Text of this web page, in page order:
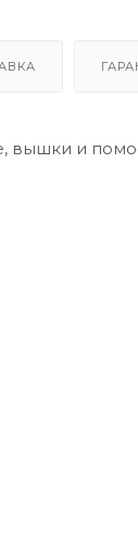
вышки и